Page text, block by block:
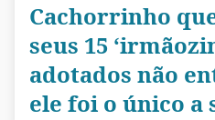
Cachorrinho
seus 15
adotados não
ele foi o único a